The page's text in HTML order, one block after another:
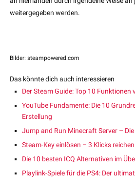
weitergegeben werden.
Bilder: steampowered.com
Das könnte dich auch interessieren
Der Steam Guide: Top 10 Funktionen
YouTube Fundamente: Die 10
Erstellung
Jump and Run Minecraft Server –
Steam-Key einlösen – 3 Klicks
Die 10 besten ICQ Alternativen im
Playlink-Spiele für die PS4: Der